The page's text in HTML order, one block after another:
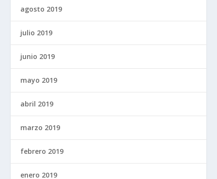
agosto 2019
julio 2019
junio 2019
mayo 2019
abril 2019
marzo 2019
febrero 2019
enero 2019